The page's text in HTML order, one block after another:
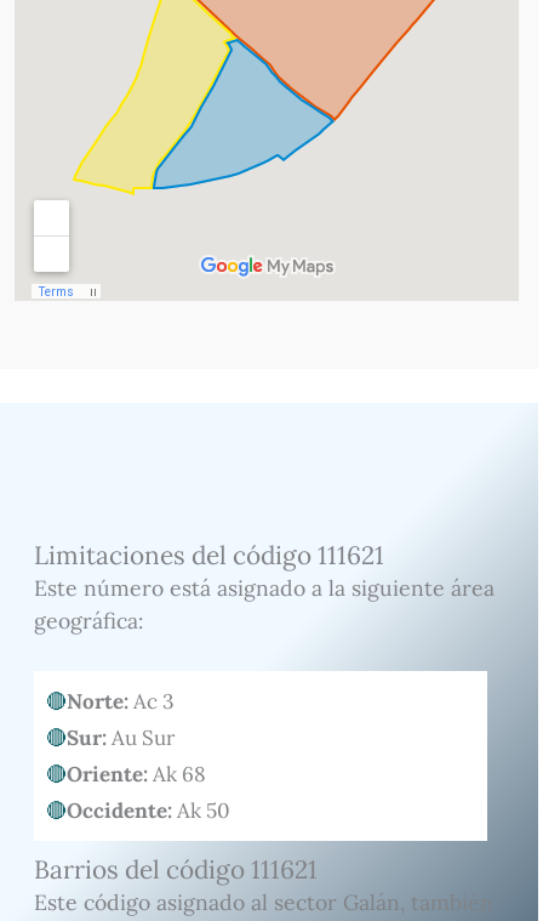
Limitaciones del código 111621
Este número está asignado a la siguiente área
geográfica:
Norte:Ac 3
Sur:Au Sur
Oriente:Ak 68
Occidente:Ak 50
Barrios del código 111621
Este código asignado al sector Galán, también